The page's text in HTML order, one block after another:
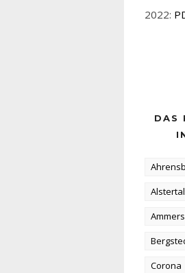
2022:
DAS
Corona